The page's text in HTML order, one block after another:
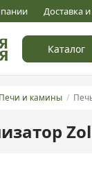
Доставка
Каталог
Печи и камины
Оставить